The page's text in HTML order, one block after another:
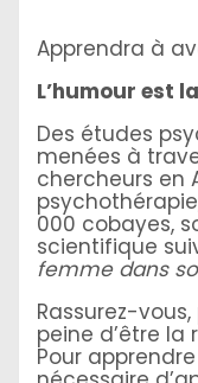
Apprendra à
L’humour est
Des études
menées à
chercheurs en
000 cobayes,
scientifique
femme dans
Rassurez-
peine d’être
Pour